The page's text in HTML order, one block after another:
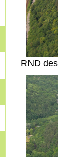
RND